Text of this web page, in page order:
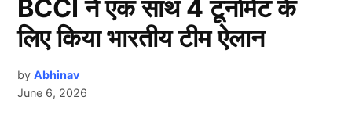
BCCI ने एक साथ 4 टूर्नामेंट के
लिए किया भारतीय टीम ऐलान
by Abhinav
June 6, 2026